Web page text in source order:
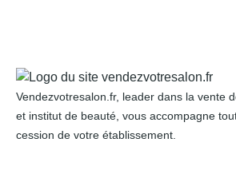
Vendezvotresalon.fr, leader dans la vente
et institut de beauté, vous accompagne
cession de votre établissement.